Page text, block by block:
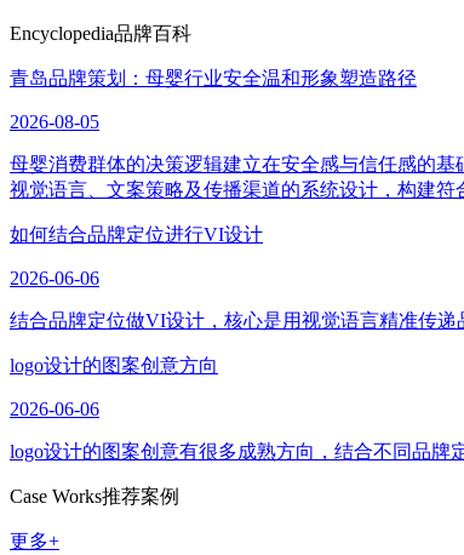
Encyclopedia品牌百科
青岛品牌策划：母婴行业安全温和形象塑造路径
2026-08-05
母婴消费群体的决策逻辑建立在安全感与信任感的
视觉语言、文案策略及传播渠道的系统设计，构建符
如何结合品牌定位进行VI设计
2026-06-06
结合品牌定位做VI设计，核心是用视觉语言精准传
logo设计的图案创意方向
2026-06-06
logo设计的图案创意有很多成熟方向，结合不同品牌
Case Works推荐案例
更多+